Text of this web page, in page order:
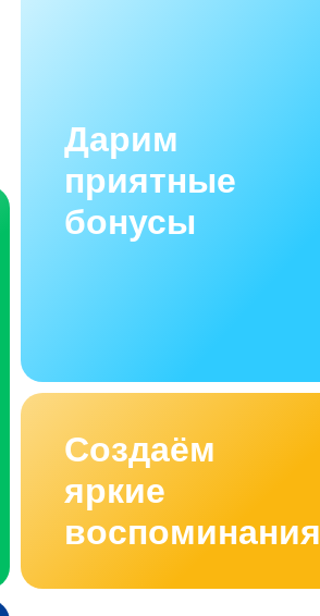
Дарим
приятные
бонусы
Создаём
яркие
воспоминания